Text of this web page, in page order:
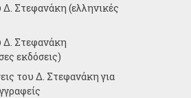
Δ. Στεφανάκη (ελληνικές
Δ. Στεφανάκη
εκδόσεις)
του Δ. Στεφανάκη για